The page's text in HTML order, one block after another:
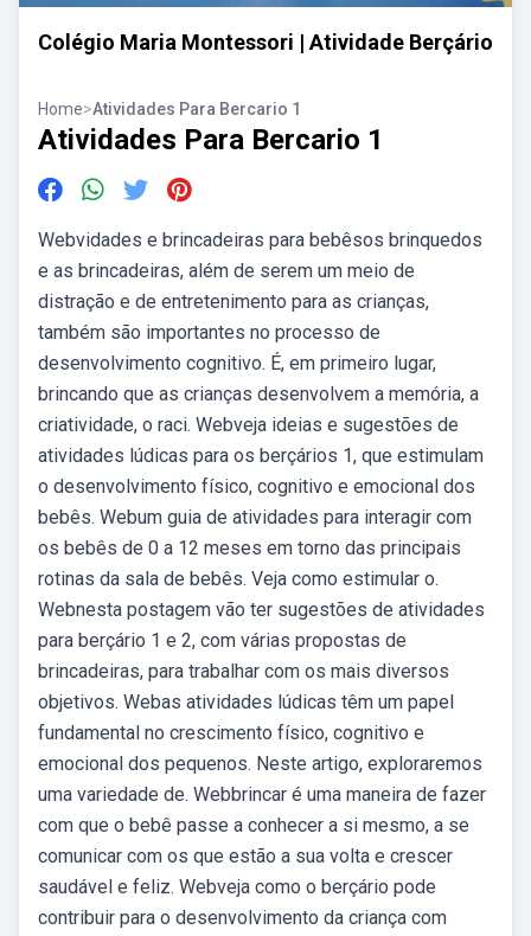
Colégio Maria Montessori | Atividade Berçário
Home>Atividades Para Bercario 1
Atividades Para Bercario 1
Webvidades e brincadeiras para bebêsos brinquedos
e as brincadeiras, além de serem um meio de
distração e de entretenimento para as crianças,
também são importantes no processo de
desenvolvimento cognitivo. É, em primeiro lugar,
brincando que as crianças desenvolvem a memória, a
criatividade, o raci. Webveja ideias e sugestões de
atividades lúdicas para os berçários 1, que estimulam
o desenvolvimento físico, cognitivo e emocional dos
bebês. Webum guia de atividades para interagir com
os bebês de 0 a 12 meses em torno das principais
rotinas da sala de bebês. Veja como estimular o.
Webnesta postagem vão ter sugestões de atividades
para berçário 1 e 2, com várias propostas de
brincadeiras, para trabalhar com os mais diversos
objetivos. Webas atividades lúdicas têm um papel
fundamental no crescimento físico, cognitivo e
emocional dos pequenos. Neste artigo, exploraremos
uma variedade de. Webbrincar é uma maneira de fazer
com que o bebê passe a conhecer a si mesmo, a se
comunicar com os que estão a sua volta e crescer
saudável e feliz. Webveja como o berçário pode
contribuir para o desenvolvimento da criança com